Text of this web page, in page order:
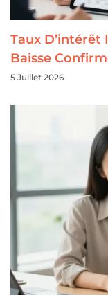
Taux D’intérêt
Baisse
5 Juillet 2026